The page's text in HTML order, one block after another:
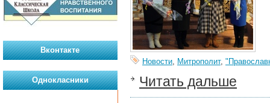
Новости, Митрополит,
Читать дальше
Вконтакте
Однокласники